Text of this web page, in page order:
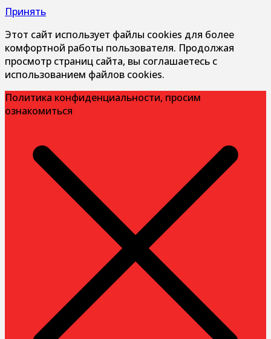
Принять
Этот сайт использует файлы cookies для более
комфортной работы пользователя. Продолжая
просмотр страниц сайта, вы соглашаетесь с
использованием файлов cookies.
Политика конфиденциальности, просим
ознакомиться